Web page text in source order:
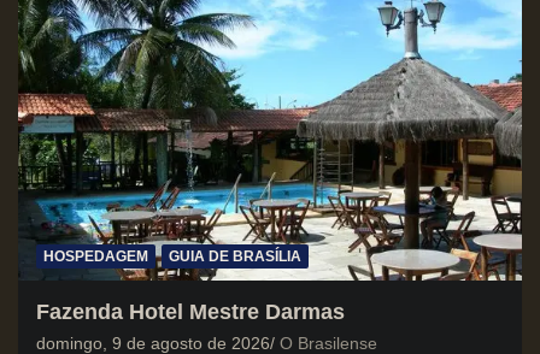
HOSPEDAGEM GUIA DE BRASÍLIA
Fazenda Hotel Mestre Darmas
domingo, 9 de agosto de 2026 O Brasilense